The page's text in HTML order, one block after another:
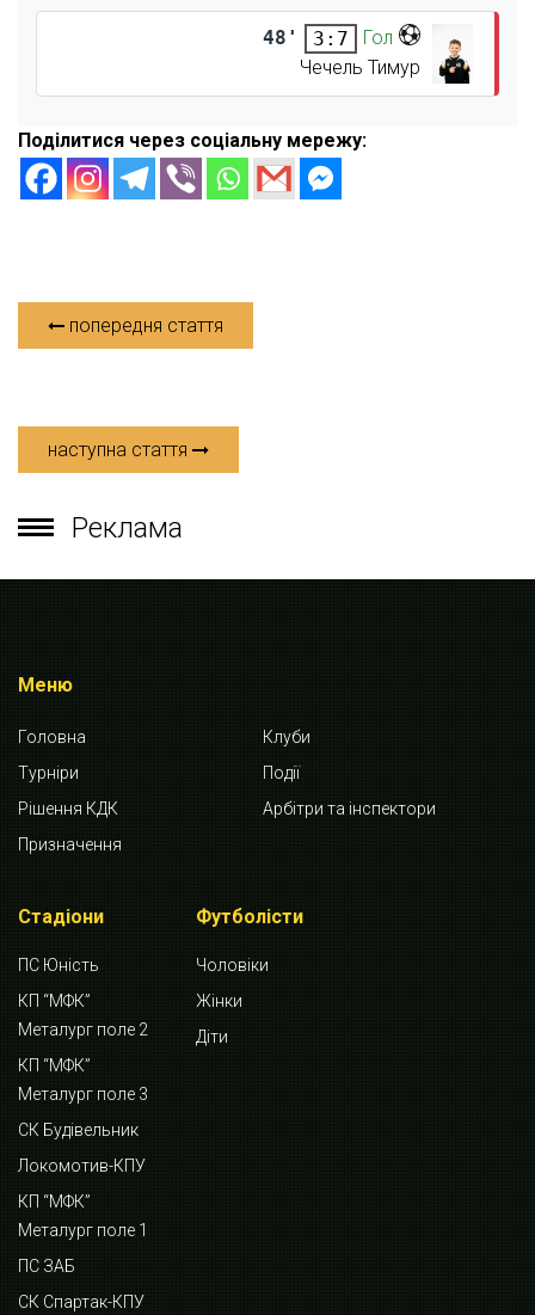
48' 3:7
Гол
Чечель Тимур
Поділитися через соціальну мережу:
попередня стаття
наступна стаття
Реклама
Меню
Головна
Клуби
Турніри
Події
Рішення КДК
Арбітри та інспектори
Призначення
Стадіони
ПС Юність
КП “МФК”
Металург поле 2
КП “МФК”
Металург поле 3
СК Будівельник
Локомотив-КПУ
КП “МФК”
Металург поле 1
ПС ЗАБ
СК Спартак-КПУ
Футболісти
Чоловіки
Жінки
Діти